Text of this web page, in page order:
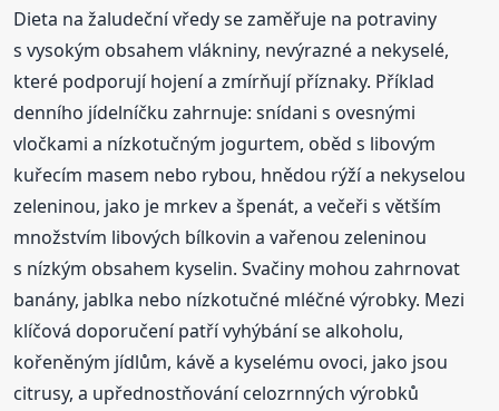
Dieta na žaludeční vředy se zaměřuje na potraviny
s vysokým obsahem vlákniny, nevýrazné a nekyselé,
které podporují hojení a zmírňují příznaky. Příklad
denního jídelníčku zahrnuje: snídani s ovesnými
vločkami a nízkotučným jogurtem, oběd s libovým
kuřecím masem nebo rybou, hnědou rýží a nekyselou
zeleninou, jako je mrkev a špenát, a večeři s větším
množstvím libových bílkovin a vařenou zeleninou
s nízkým obsahem kyselin. Svačiny mohou zahrnovat
banány, jablka nebo nízkotučné mléčné výrobky. Mezi
klíčová doporučení patří vyhýbání se alkoholu,
kořeněným jídlům, kávě a kyselému ovoci, jako jsou
citrusy, a upřednostňování celozrnných výrobků